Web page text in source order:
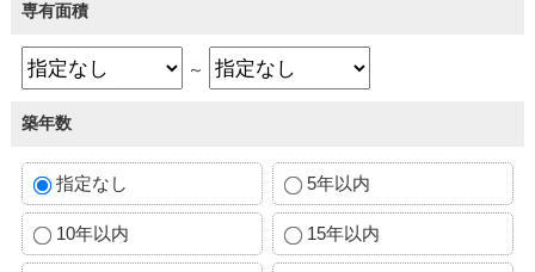
専有面積
～
築年数
指定なし 5年以内
10年以内 15年以内